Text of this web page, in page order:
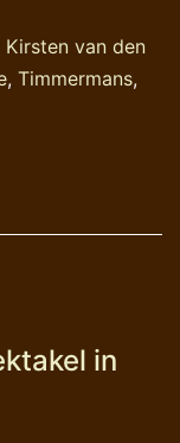
congres
Kirsten van den
, Timmermans,
in